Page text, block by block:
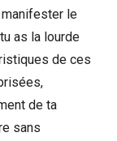
le
as la lourde
de ces
de ta
sans